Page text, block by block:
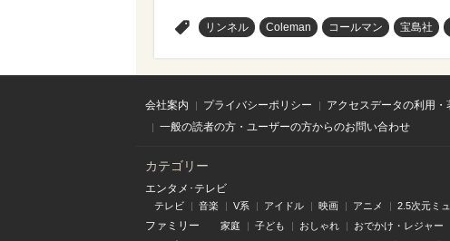
リンネル Coleman コールマン 宝島社
会社案内 プライバシーポリシー アクセスデータの利用・
一般の読者の方・ユーザーの方からのお問い合わせ
カテゴリー
エンタメ･テレビ
テレビ 音楽 V系 アイドル 映画 アニメ 2.5次元ミ
ファミリー 家庭 子ども おしゃれ おでかけ・レジャー